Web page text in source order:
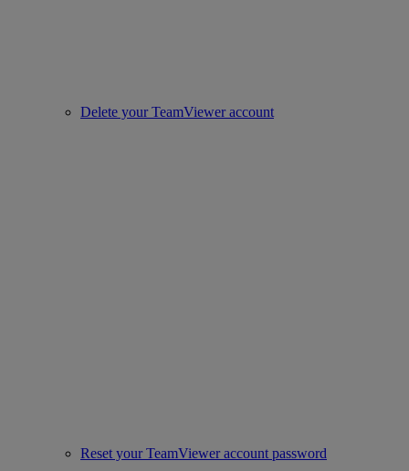
Delete your TeamViewer account
Reset your TeamViewer account password